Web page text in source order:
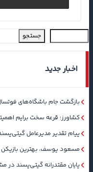
جستجو
اخبار جدید
بازگشت جام باشگاه‌های
کشاورز: قرعه سخت برایم
پیام تقدیر مدیرعامل
مسعود یوسف، بهترین
پایان مقتدرانه گیتی‌پسند در مشهد